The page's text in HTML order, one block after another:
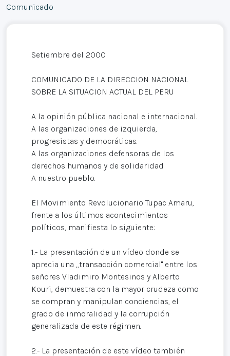
Comunicado
Setiembre del 2000
COMUNICADO DE LA DIRECCION NACIONAL
SOBRE LA SITUACION ACTUAL DEL PERU
A la opinión pública nacional e internacional.
A las organizaciones de izquierda,
progresistas y democráticas.
A las organizaciones defensoras de los
derechos humanos y de solidaridad
A nuestro pueblo.
El Movimiento Revolucionario Tupac Amaru,
frente a los últimos acontecimientos
políticos, manifiesta lo siguiente:
1.- La presentación de un vídeo donde se
aprecia una „transacción comercial" entre los
señores Vladimiro Montesinos y Alberto
Kouri, demuestra con la mayor crudeza como
se compran y manipulan conciencias, el
grado de inmoralidad y la corrupción
generalizada de este régimen.
2.- La presentación de este vídeo también